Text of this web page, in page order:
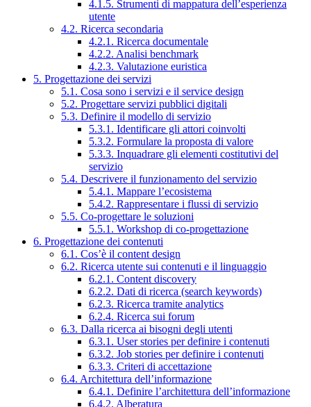
4.1.5. Strumenti di mappatura dell’esperienza
utente
4.2. Ricerca secondaria
4.2.1. Ricerca documentale
4.2.2. Analisi benchmark
4.2.3. Valutazione euristica
5. Progettazione dei servizi
5.1. Cosa sono i servizi e il service design
5.2. Progettare servizi pubblici digitali
5.3. Definire il modello di servizio
5.3.1. Identificare gli attori coinvolti
5.3.2. Formulare la proposta di valore
5.3.3. Inquadrare gli elementi costitutivi del
servizio
5.4. Descrivere il funzionamento del servizio
5.4.1. Mappare l’ecosistema
5.4.2. Rappresentare i flussi di servizio
5.5. Co-progettare le soluzioni
5.5.1. Workshop di co-progettazione
6. Progettazione dei contenuti
6.1. Cos’è il content design
6.2. Ricerca utente sui contenuti e il linguaggio
6.2.1. Content discovery
6.2.2. Dati di ricerca (search keywords)
6.2.3. Ricerca tramite analytics
6.2.4. Ricerca sui forum
6.3. Dalla ricerca ai bisogni degli utenti
6.3.1. User stories per definire i contenuti
6.3.2. Job stories per definire i contenuti
6.3.3. Criteri di accettazione
6.4. Architettura dell’informazione
6.4.1. Definire l’architettura dell’informazione
6.4.2. Alberatura